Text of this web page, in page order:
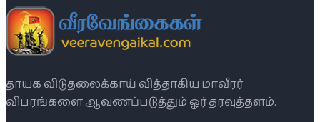
தாயக விடுதலைக்காய் வித்தாகிய மாவீரர்
விபரங்களை ஆவணப்படுத்தும் ஓர் தரவுத்தளம்.